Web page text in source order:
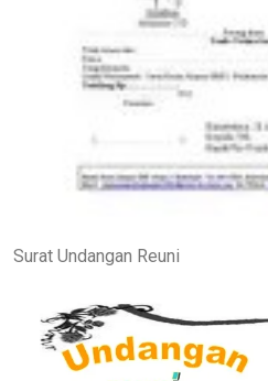
Surat Undangan Reuni